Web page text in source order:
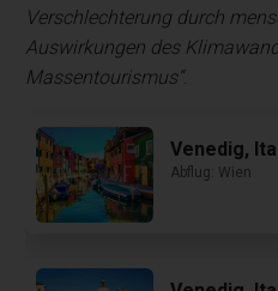
Verschlechterung durch
Auswirkungen des
Massentourismus“.
Venedig,
Abflug: Wien